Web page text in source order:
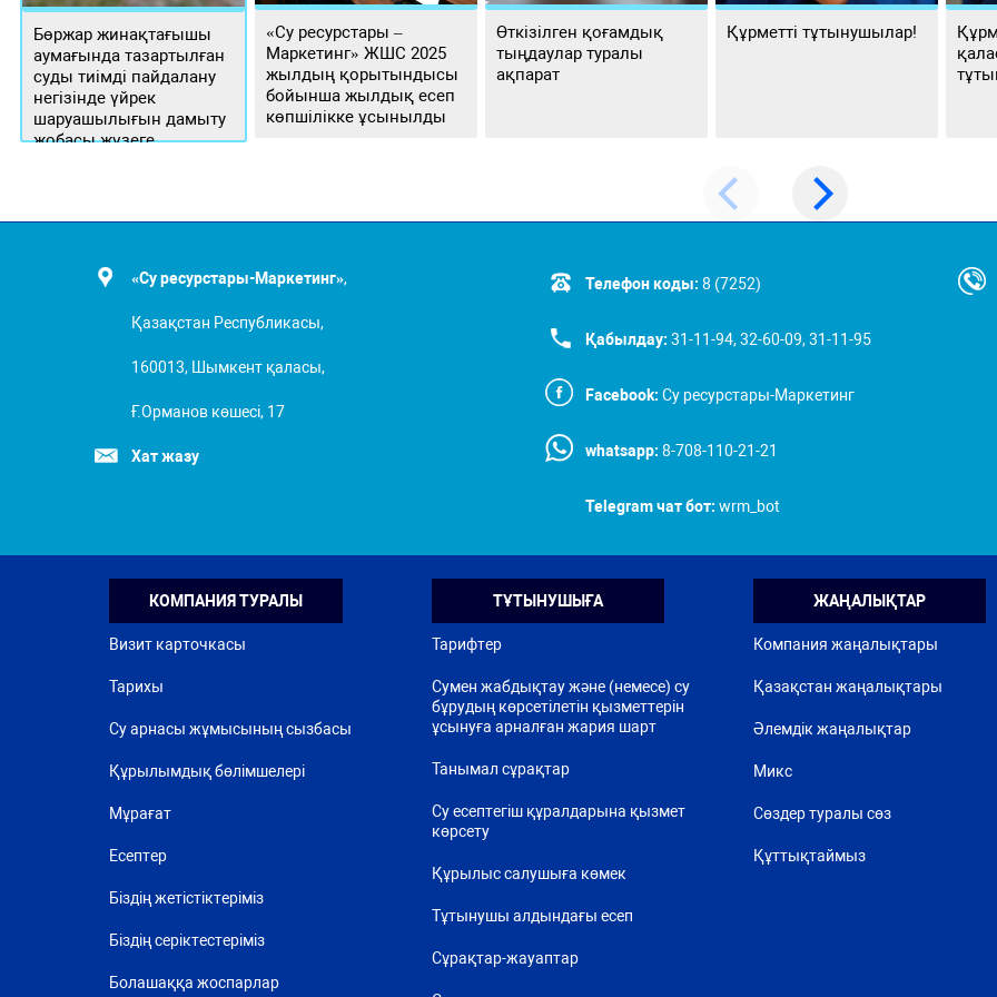
Бөржар жинақтағышы
аумағында тазартылған
суды тиімді пайдалану
негізінде үйрек
шаруашылығын дамыту
жобасы жүзеге
«Су ресурстары –
Маркетинг» ЖШС 2025
жылдың қорытындысы
бойынша жылдық есеп
көпшілікке ұсынылды
Өткізілген қоғамдық
тыңдаулар туралы
ақпарат
Құрметті тұтынушылар!
«Су ресурстары-Маркетинг»,
Қазақстан Республикасы,
160013, Шымкент қаласы,
Ғ.Орманов көшесі, 17
Хат жазу
Телефон коды: 8 (7252)
Қабылдау: 31-11-94, 32-60-09, 31-11-95
Facebook: Су ресурстары-Маркетинг
whatsapp: 8-708-110-21-21
Telegram чат бот: wrm_bot
КОМПАНИЯ ТУРАЛЫ
Визит карточкасы
Тарихы
Су арнасы жұмысының сызбасы
Құрылымдық бөлімшелері
Мұрағат
Есептер
Біздің жетістіктеріміз
Біздің серіктестеріміз
Болашаққа жоспарлар
ТҰТЫНУШЫҒА
Тарифтер
Сумен жабдықтау және (немесе) су
бұрудың көрсетілетін қызметтерін
ұсынуға арналған жария шарт
Танымал сұрақтар
Су есептегіш құралдарына қызмет
көрсету
Құрылыс салушыға көмек
Тұтынушы алдындағы есеп
Сұрақтар-жауаптар
ЖАҢАЛЫҚТАР
Компания жаңалықтары
Қазақстан жаңалықтары
Әлемдік жаңалықтар
Микс
Сөздер туралы сөз
Құттықтаймыз